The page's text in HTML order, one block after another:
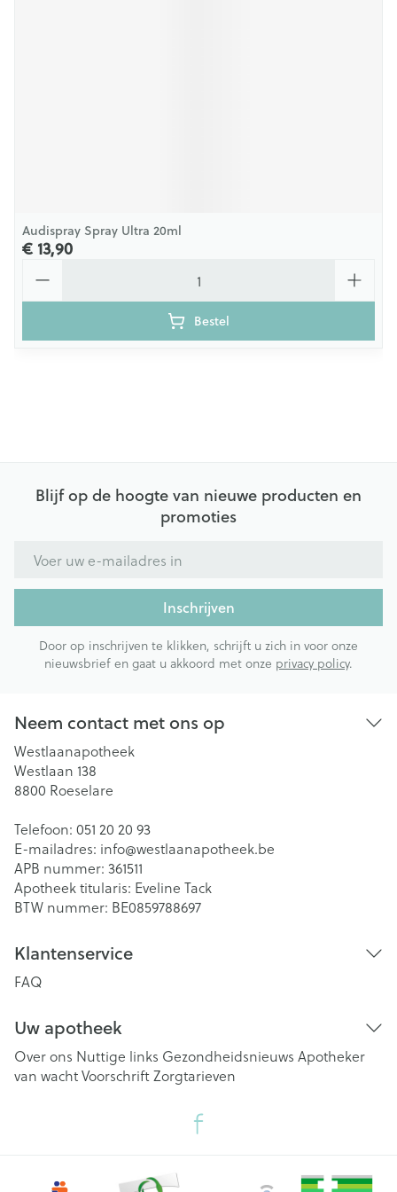
Audispray Spray Ultra 20ml
€ 13,90
Bestel
Blijf op de hoogte van nieuwe producten en
promoties
Inschrijven
Door op inschrijven te klikken, schrijft u zich in voor onze
nieuwsbrief en gaat u akkoord met onze privacy policy.
Neem contact met ons op
Westlaanapotheek
Westlaan 138
8800 Roeselare
Telefoon: 051 20 20 93
E-mailadres: info@westlaanapotheek.be
APB nummer: 361511
Apotheek titularis: Eveline Tack
BTW nummer: BE0859788697
Klantenservice
FAQ
Uw apotheek
Over ons Nuttige links Gezondheidsnieuws Apotheker
van wachtVoorschriftZorgtarieven